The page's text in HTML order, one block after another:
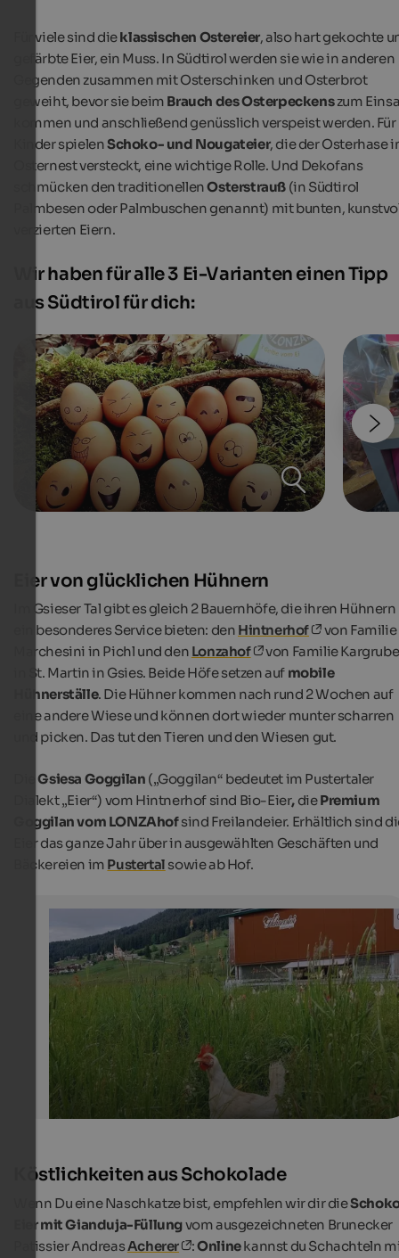
Für viele sind dieklassischen Ostereier, also hart gekochte
gefärbte Eier, ein Muss. In Südtirol werden sie wie in anderen
Gegenden zusammen mit Osterschinken und Osterbrot
geweiht, bevor sie beim Brauch des Osterpeckenszum
kommen und anschließend genüsslich verspeist werden. Für
Kinder spielenSchoko- und Nougateier, die der Osterhase
Osternest versteckt, eine wichtige Rolle. Und Dekofans
schmücken den traditionellenOsterstrauß (in Südtirol
Palmbesen oder Palmbuschen genannt) mit bunten,
verzierten Eiern.
Wir haben für alle 3 Ei-Varianten einen Tipp
aus Südtirol für dich:
Ostereier - Hintnerhof
Die Hühner des Hintnerhofs mitten in der grünen
Hintnerhof
Eier von glücklichen Hühnern
Im Gsieser Tal gibt es gleich 2 Bauernhöfe, die ihren Hühnern
ein besonderes Service bieten: den Hintnerhof
von Familie
Marchesini in Pichl und den Lonzahof
von Familie
in St. Martin in Gsies. Beide Höfe setzen auf mobile
Hühnerställe. Die Hühner kommen nach rund 2 Wochen auf
eine andere Wiese und können dort wieder munter scharren
und picken. Das tut den Tieren und den Wiesen gut.
DieGsiesa Goggilan („Goggilan“ bedeutet im Pustertaler
Dialekt „Eier“) vom Hintnerhof sind Bio-Eier, diePremium
Goggilan vom LONZAhofsind Freilandeier. Erhältlich sind
Eier das ganze Jahr über in ausgewählten Geschäften und
Bäckereien im Pustertal sowie ab Hof.
Köstlichkeiten aus Schokolade
Wenn Du eine Naschkatze bist, empfehlen wir dir die
Eier mit Gianduja-Füllungvom ausgezeichneten Brunecker
Patissier AndreasAcherer :Onlinekannst du Schachteln